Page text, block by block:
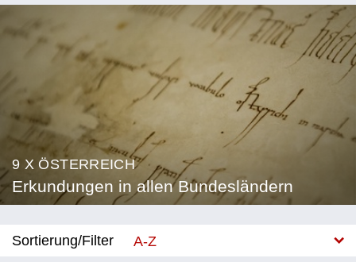
9 X ÖSTERREICH
Erkundungen in allen Bundesländern
Sortierung/Filter
A-Z